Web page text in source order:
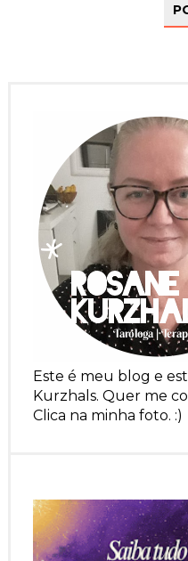
Este é meu blog e
Kurzhals. Quer me
Clica na minha foto. :)